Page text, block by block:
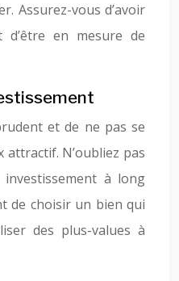
Assurez-vous d’avoir
en mesure de
et de ne pas se
N’oubliez pas
à long
de choisir un bien qui
des plus-values à